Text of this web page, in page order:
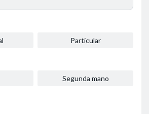
Particular
Segunda mano